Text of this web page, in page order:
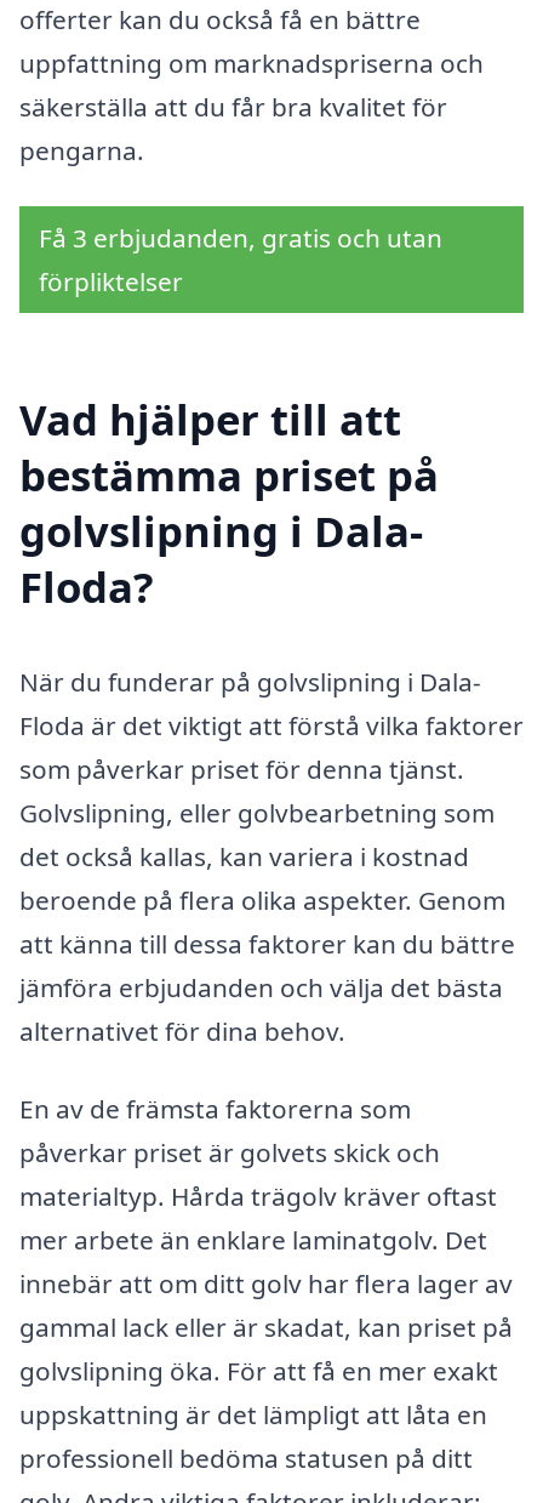
offerter kan du också få en bättre
uppfattning om marknadspriserna och
säkerställa att du får bra kvalitet för
pengarna.
Få 3 erbjudanden, gratis och utan
förpliktelser
Vad hjälper till att
bestämma priset på
golvslipning i Dala-
Floda?
När du funderar på golvslipning i Dala-
Floda är det viktigt att förstå vilka faktorer
som påverkar priset för denna tjänst.
Golvslipning, eller golvbearbetning som
det också kallas, kan variera i kostnad
beroende på flera olika aspekter. Genom
att känna till dessa faktorer kan du bättre
jämföra erbjudanden och välja det bästa
alternativet för dina behov.
En av de främsta faktorerna som
påverkar priset är golvets skick och
materialtyp. Hårda trägolv kräver oftast
mer arbete än enklare laminatgolv. Det
innebär att om ditt golv har flera lager av
gammal lack eller är skadat, kan priset på
golvslipning öka. För att få en mer exakt
uppskattning är det lämpligt att låta en
professionell bedöma statusen på ditt